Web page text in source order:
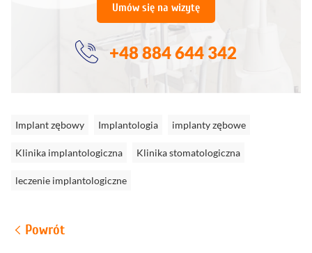
Umów się na wizytę
+48 884 644 342
Implant zębowy Implantologia implanty zębowe
Klinika implantologiczna Klinika stomatologiczna
leczenie implantologiczne
Powrót